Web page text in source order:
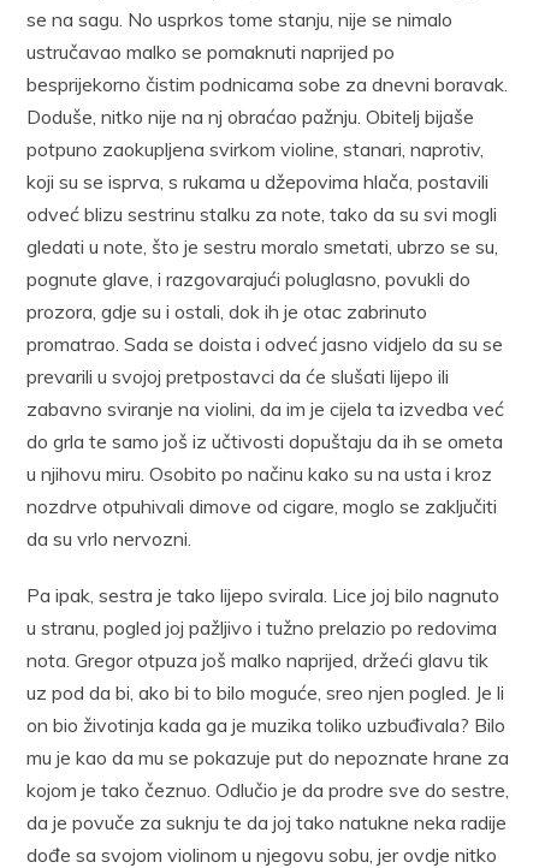
se na sagu. No usprkos tome stanju, nije se nimalo
ustručavao malko se pomaknuti naprijed po
besprijekorno čistim podnicama sobe za dnevni boravak.
Doduše, nitko nije na nj obraćao pažnju. Obitelj bijaše
potpuno zaokupljena svirkom violine, stanari, naprotiv,
koji su se isprva, s rukama u džepovima hlača, postavili
odveć blizu sestrinu stalku za note, tako da su svi mogli
gledati u note, što je sestru moralo smetati, ubrzo se su,
pognute glave, i razgovarajući poluglasno, povukli do
prozora, gdje su i ostali, dok ih je otac zabrinuto
promatrao. Sada se doista i odveć jasno vidjelo da su se
prevarili u svojoj pretpostavci da će slušati lijepo ili
zabavno sviranje na violini, da im je cijela ta izvedba već
do grla te samo još iz učtivosti dopuštaju da ih se ometa
u njihovu miru. Osobito po načinu kako su na usta i kroz
nozdrve otpuhivali dimove od cigare, moglo se zaključiti
da su vrlo nervozni.
Pa ipak, sestra je tako lijepo svirala. Lice joj bilo nagnuto
u stranu, pogled joj pažljivo i tužno prelazio po redovima
nota. Gregor otpuza još malko naprijed, držeći glavu tik
uz pod da bi, ako bi to bilo moguće, sreo njen pogled. Je li
on bio životinja kada ga je muzika toliko uzbuđivala? Bilo
mu je kao da mu se pokazuje put do nepoznate hrane za
kojom je tako čeznuo. Odlučio je da prodre sve do sestre,
da je povuče za suknju te da joj tako natukne neka radije
dođe sa svojom violinom u njegovu sobu, jer ovdje nitko